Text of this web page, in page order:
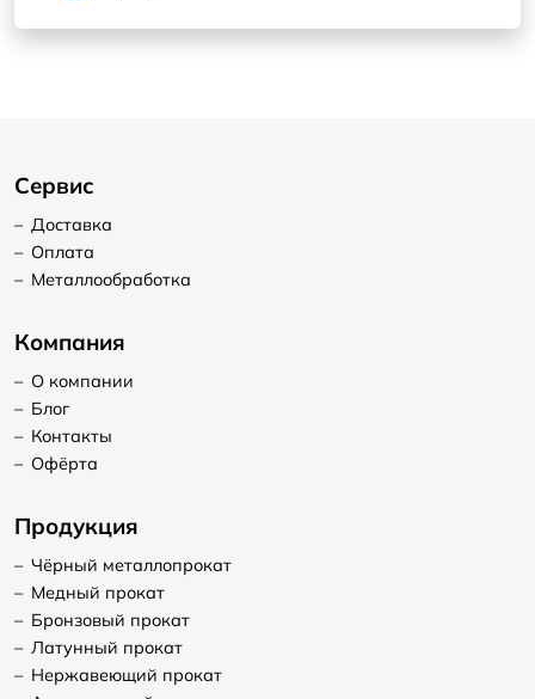
Сервис
– Доставка
– Оплата
– Металлообработка
Компания
– О компании
– Блог
– Контакты
– Офёрта
Продукция
– Чёрный металлопрокат
– Медный прокат
– Бронзовый прокат
– Латунный прокат
– Нержавеющий прокат